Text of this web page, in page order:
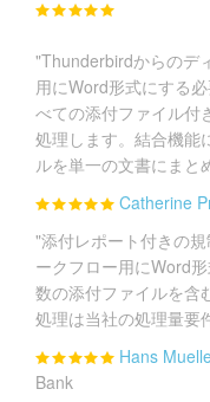
"Thunderbirdからのデ
用にWord形式にする
べての添付ファイル付
処理します。結合機能
ルを単一の文書にまと
Catherine
"添付レポート付きの
ークフロー用にWord
数の添付ファイルを含
処理は当社の処理量要
Hans
Bank